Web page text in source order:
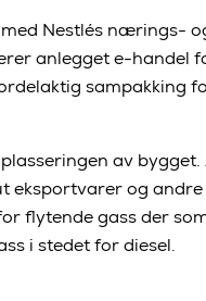
Nestlés nærings-
anlegget e-handel
sampakking
av bygget.
eksportvarer og
flytende gass der
i stedet for diesel.